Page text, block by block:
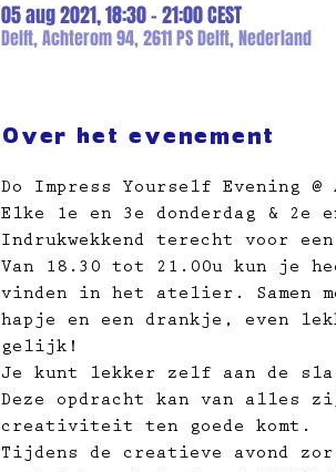
05 aug 2021, 18:30 – 21:00 CEST
Delft, Achterom 94, 2611 PS Delft, Nederland
Over het evenement
Do Impress Yourself Evening
Elke 1e en 3e donderdag &
Indrukwekkend terecht voor
Van 18.30 tot 21.00u kun je
vinden in het atelier. Samen
hapje en een drankje, even
gelijk!
Je kunt lekker zelf aan de
Deze opdracht kan van
creativiteit ten goede komt.
Tijdens de creatieve avond